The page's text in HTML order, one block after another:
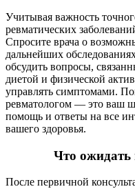
Учитывая важность
ревматических
Спросите врача о
дальнейших
обсудить вопросы,
диетой и физической
управлять симптомами.
ревматологом — это ваш
помощь и ответы на все
вашего здоровья.
Что ожидать
После первичной